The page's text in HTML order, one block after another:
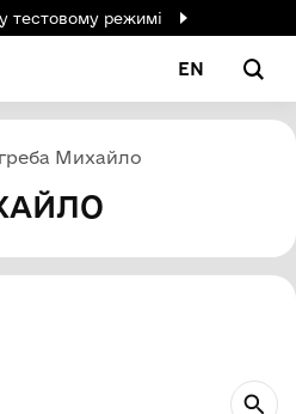
тестовому режимі
EN
Михайло